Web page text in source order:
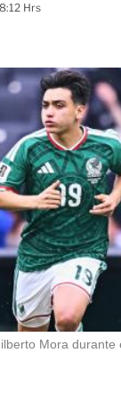
Hrs
Mora durante